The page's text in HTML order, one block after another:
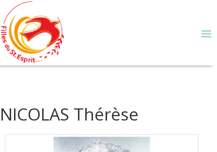
NICOLAS Thérèse